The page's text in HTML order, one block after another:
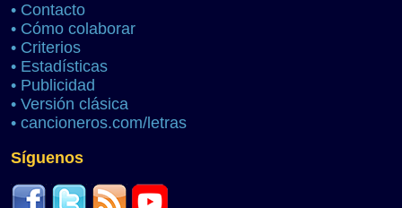
• Contacto
• Cómo colaborar
• Criterios
• Estadísticas
• Publicidad
• Versión clásica
• cancioneros.com/letras
Síguenos